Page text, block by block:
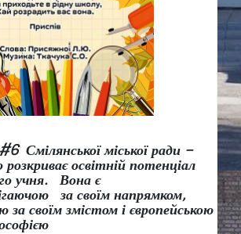
Смілянської міської ради –
освітній потенціал
учня.
Вона є
за своїм напрямком,
за своїм змістом і європейською